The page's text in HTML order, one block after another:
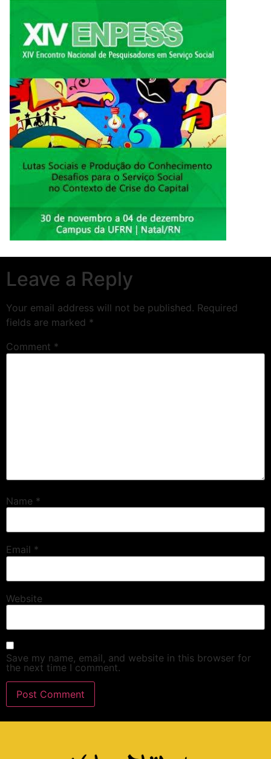
Leave a Reply
Your email address will not be published. Required
fields are marked *
Comment *
Name *
Email *
Website
Save my name, email, and website in this browser for
the next time I comment.